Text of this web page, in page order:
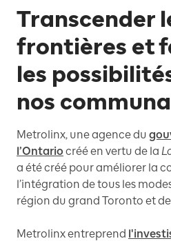
Transcender
frontières et
les
nos
Metrolinx, une agence du
l’Ontario créé en vertu de la
a été créé pour améliorer la
l’intégration de tous les
région du grand Toronto et
Metrolinx entreprend